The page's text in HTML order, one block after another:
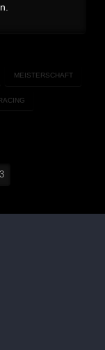
MEISTERSCHAFT